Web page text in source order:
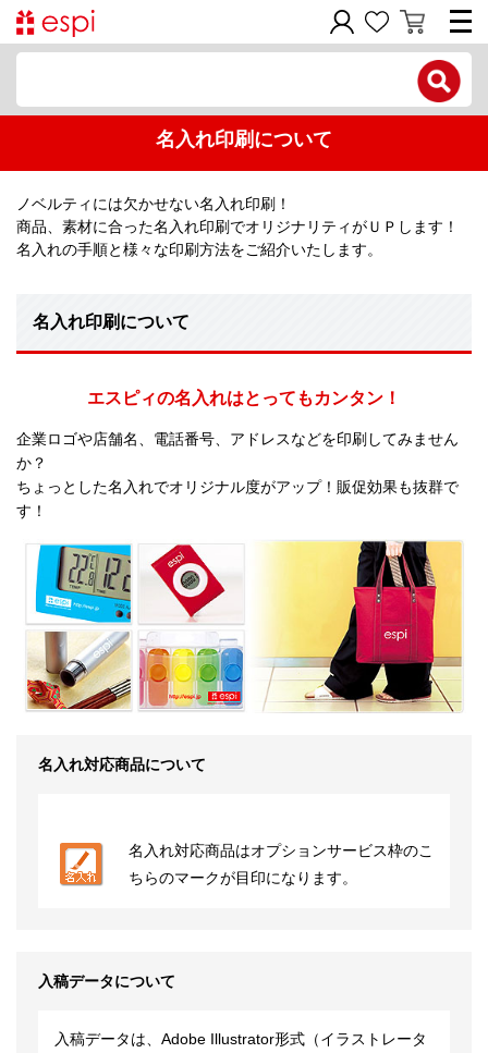
名入れ印刷について
ノベルティには欠かせない名入れ印刷！
商品、素材に合った名入れ印刷でオリジナリティがＵＰします！
名入れの手順と様々な印刷方法をご紹介いたします。
名入れ印刷について
エスピィの名入れはとってもカンタン！
企業ロゴや店舗名、電話番号、アドレスなどを印刷してみません
か？
ちょっとした名入れでオリジナル度がアップ！販促効果も抜群で
す！
名入れ対応商品について
名入れ対応商品はオプションサービス枠のこ
ちらのマークが目印になります。
入稿データについて
入稿データは、Adobe Illustrator形式（イラストレータ
ご利用ガイド
商品カテゴリ
お問い合わせフォーム